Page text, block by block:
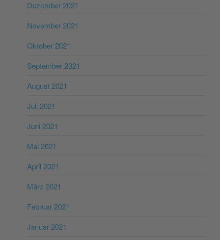
Dezember 2021
November 2021
Oktober 2021
September 2021
August 2021
Juli 2021
Juni 2021
Mai 2021
April 2021
März 2021
Februar 2021
Januar 2021